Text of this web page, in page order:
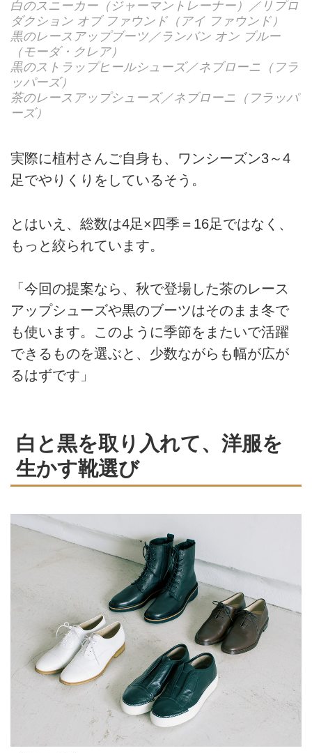
白のスニーカー（ジャーマントレーナー）／リプロ
ダクション オブ ファウンド（アイ ファウンド）
黒のレースアップブーツ／ランバン オン ブルー
（モーダ・クレア）
黒のストラップヒールシューズ／ネブローニ（フラ
ッパーズ）
茶のレースアップシューズ／ネブローニ（フラッパ
ーズ）
実際に植村さんご自身も、ワンシーズン3～4
足でやりくりをしているそう。
とはいえ、総数は4足×四季＝16足ではなく、
もっと絞られています。
「今回の提案なら、秋で登場した茶のレース
アップシューズや黒のブーツはそのまま冬で
も使います。このように季節をまたいで活躍
できるものを選ぶと、少数ながらも幅が広が
るはずです」
白と黒を取り入れて、洋服を
生かす靴選び